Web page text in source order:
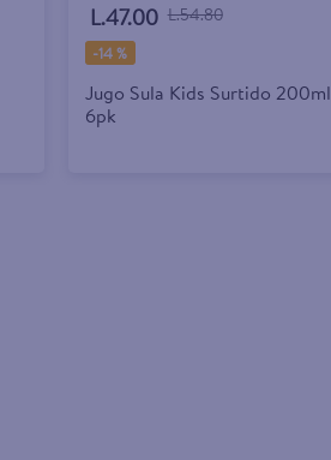
L.47.00 L.54.80
-14 %
Jugo Sula Kids Surtido 200ml
6pk